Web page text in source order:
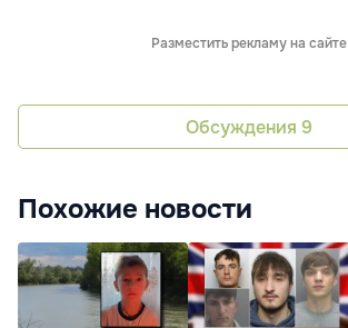
Разместить рекламу на сайте
Обсуждения 9
Похожие новости